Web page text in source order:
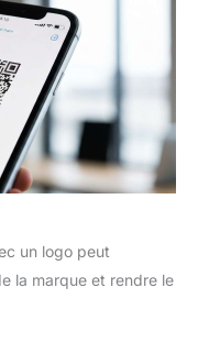
un logo peut
la marque et rendre le